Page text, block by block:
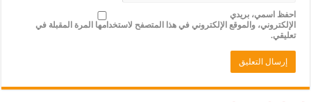
احفظ اسمي، بريدي
الإلكتروني، والموقع الإلكتروني في هذا المتصفح لاستخدامها المرة المقبلة في
تعليقي.